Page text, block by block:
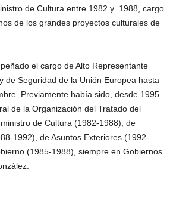
de Cultura entre 1982 y 1988, cargo
de los grandes proyectos culturales de
el cargo de Alto Representante
de Seguridad de la Unión Europea hasta
Previamente había sido, desde 1995
de la Organización del Tratado del
de Cultura (1982-1988), de
1992), de Asuntos Exteriores (1992-
(1985-1988), siempre en Gobiernos